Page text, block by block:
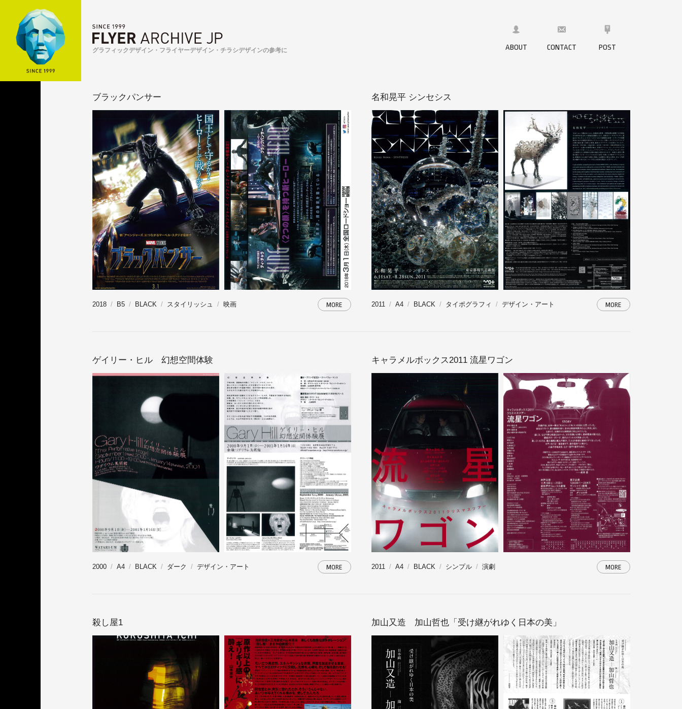
グラフィックデザイン・フライヤーデザイン・チラシデザインの参考に ABOUT CONTACT POST
ブラックパンサー
2018 B5 BLACK スタイリッシュ 映画 MORE
名和晃平 シンセシス
2011 A4 BLACK タイポグラフィ デザイン・アート MORE
ゲイリー・ヒル 幻想空間体験
2000 A4 BLACK ダーク デザイン・アート MORE
キャラメルボックス2011 流星ワゴン
2011 A4 BLACK シンプル 演劇 MORE
殺し屋1 加山又造 加山哲也「受け継がれゆく日本の美」